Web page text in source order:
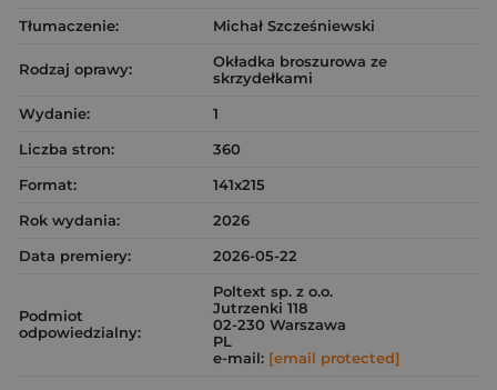
Tłumaczenie:
Michał Szcześniewski
Rodzaj oprawy:
Okładka broszurowa ze
skrzydełkami
Wydanie:
1
Liczba stron:
360
Format:
141x215
Rok wydania:
2026
Data premiery:
2026-05-22
Podmiot
odpowiedzialny:
Poltext sp. z o.o.
Jutrzenki 118
02-230 Warszawa
PL
e-mail: [email protected]